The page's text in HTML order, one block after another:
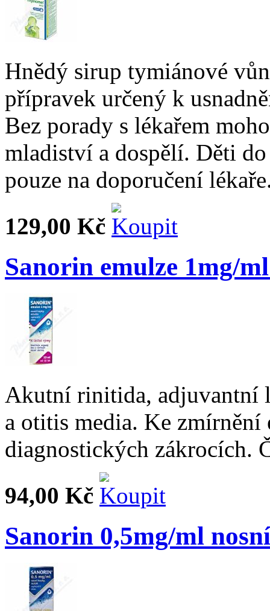
Hnědý sirup tymiánové
přípravek určený k
Bez porady s lékařem
mladiství a dospělí. Děti
pouze na doporučení
129,00 Kč
Sanorin emulze 1mg/
Akutní rinitida, adjuvantní
a otitis media. Ke zmírnění
diagnostických zákrocích.
94,00 Kč
Sanorin 0,5mg/ml